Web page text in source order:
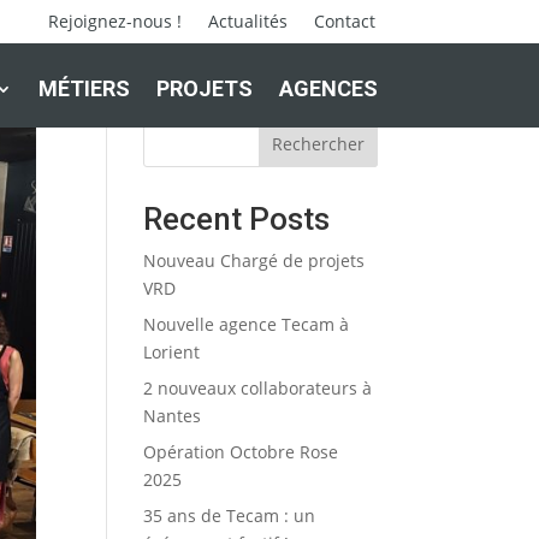
Rejoignez-nous ! Actualités Contact
MÉTIERS PROJETS AGENCES
Rechercher
Recent Posts
Nouveau Chargé de projets
VRD
Nouvelle agence Tecam à
Lorient
2 nouveaux collaborateurs à
Nantes
Opération Octobre Rose
2025
35 ans de Tecam : un